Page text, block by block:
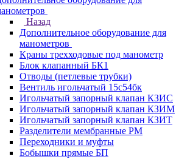
Назад
Дополнительное оборудование для
манометров
Краны трехходовые под манометр
Блок клапанный БК1
Отводы (петлевые трубки)
Вентиль игольчатый 15с54бк
Игольчатый запорный клапан КЗИС
Игольчатый запорный клапан КЗИМ
Игольчатый запорный клапан КЗИТ
Разделители мембранные РМ
Переходники и муфты
Бобышки прямые БП